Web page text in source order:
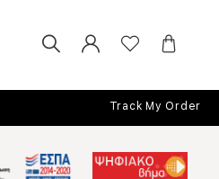
Track My Order